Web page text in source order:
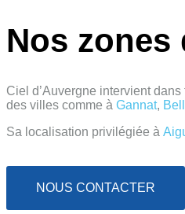
Nos
Ciel d’Auvergne intervient
des villes comme à Gannat,
Sa localisation privilégiée à
NOUS CONTACTER